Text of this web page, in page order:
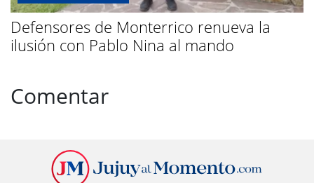
Defensores de Monterrico renueva la
ilusión con Pablo Nina al mando
Comentar